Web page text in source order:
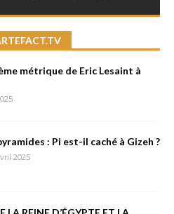
métrique de Eric Lesaint à
: Pi est-il caché à Gizeh ?
2025